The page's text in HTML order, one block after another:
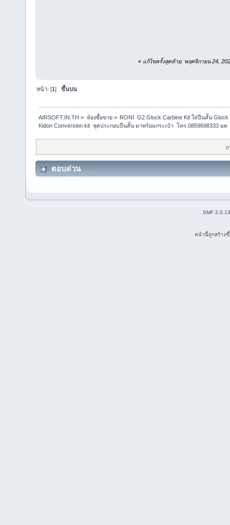
« แก้ไขครั้งสุดท้าย: พฤศจิกายน 24,
หน้า: [1]ขึ้นบน
AIRSOFT.IN.TH » ห้องซื้อขาย»
RONI  G2 Glock Carbine Kit ใส่ปืนสั้น
Kidon Conversion kit  ชุดประกอบปืนสั้น มาพร้อมกระเป๋า  โทร.0859698333 มด
ก
ตอบด่วน
SMF 2.0.13
หน้านี้ถูกสร้าง